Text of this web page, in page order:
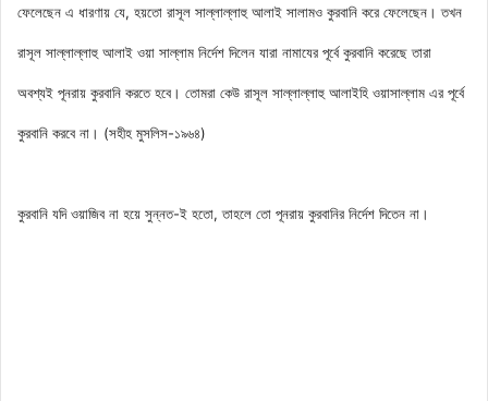
ফেলেছেন এ ধারণায় যে, হয়তো রাসূল সাল্লাল্লাহু আলাই সালামও কুরবানি করে ফেলেছেন। তখন
রাসূল সাল্লাল্লাহু আলাই ওয়া সাল্লাম নির্দেশ দিলেন যারা নামাযের পূর্বে কুরবানি করেছে তারা
অবশ্যই পূনরায় কুরবানি করতে হবে। তোমরা কেউ রাসূল সাল্লাল্লাহু আলাইহি ওয়াসাল্লাম এর পূর্বে
কুরবানি করবে না। (সহীহ মুসলিস-১৯৬৪)
কুরবানি যদি ওয়াজিব না হয়ে সুন্নত-ই হতো, তাহলে তো পূনরায় কুরবানির নির্দেশ দিতেন না।